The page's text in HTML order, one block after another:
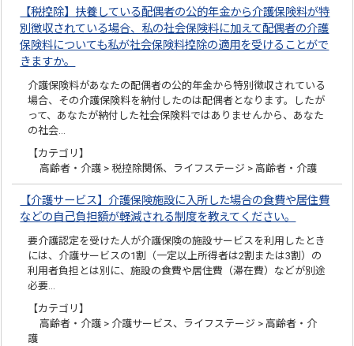
【税控除】扶養している配偶者の公的年金から介護保険料が特
別徴収されている場合、私の社会保険料に加えて配偶者の介護
保険料についても私が社会保険料控除の適用を受けることがで
きますか。
介護保険料があなたの配偶者の公的年金から特別徴収されている
場合、その介護保険料を納付したのは配偶者となります。したが
って、あなたが納付した社会保険料ではありませんから、あなた
の社会…
【カテゴリ】
高齢者・介護 > 税控除関係、ライフステージ > 高齢者・介護
【介護サービス】介護保険施設に入所した場合の食費や居住費
などの自己負担額が軽減される制度を教えてください。
要介護認定を受けた人が介護保険の施設サービスを利用したとき
には、介護サービスの1割（一定以上所得者は2割または3割）の
利用者負担とは別に、施設の食費や居住費（滞在費）などが別途
必要…
【カテゴリ】
高齢者・介護 > 介護サービス、ライフステージ > 高齢者・介
護